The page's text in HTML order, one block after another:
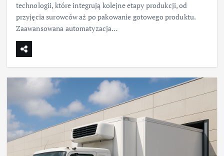
technologii, które integrują kolejne etapy produkcji, od
przyjęcia surowców aż po pakowanie gotowego produktu.
Zaawansowana automatyzacja…